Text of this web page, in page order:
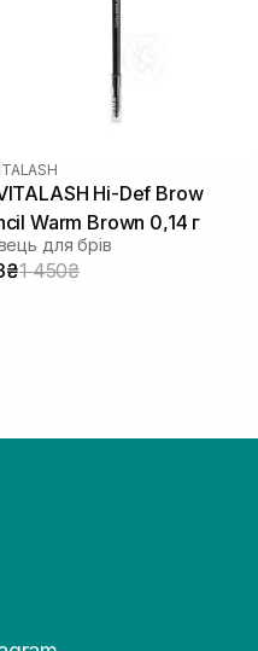
Hi-Def Brow
Warm Brown 0,14 г
для брів
1 450₴